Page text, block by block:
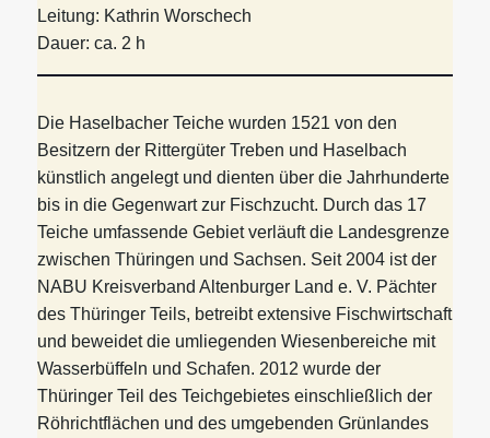
Leitung: Kathrin Worschech
Dauer: ca. 2 h
Die Haselbacher Teiche wurden 1521 von den
Besitzern der Rittergüter Treben und Haselbach
künstlich angelegt und dienten über die Jahrhunderte
bis in die Gegenwart zur Fischzucht. Durch das 17
Teiche umfassende Gebiet verläuft die Landesgrenze
zwischen Thüringen und Sachsen. Seit 2004 ist der
NABU Kreisverband Altenburger Land e. V. Pächter
des Thüringer Teils, betreibt extensive Fischwirtschaft
und beweidet die umliegenden Wiesenbereiche mit
Wasserbüffeln und Schafen. 2012 wurde der
Thüringer Teil des Teichgebietes einschließlich der
Röhrichtflächen und des umgebenden Grünlandes